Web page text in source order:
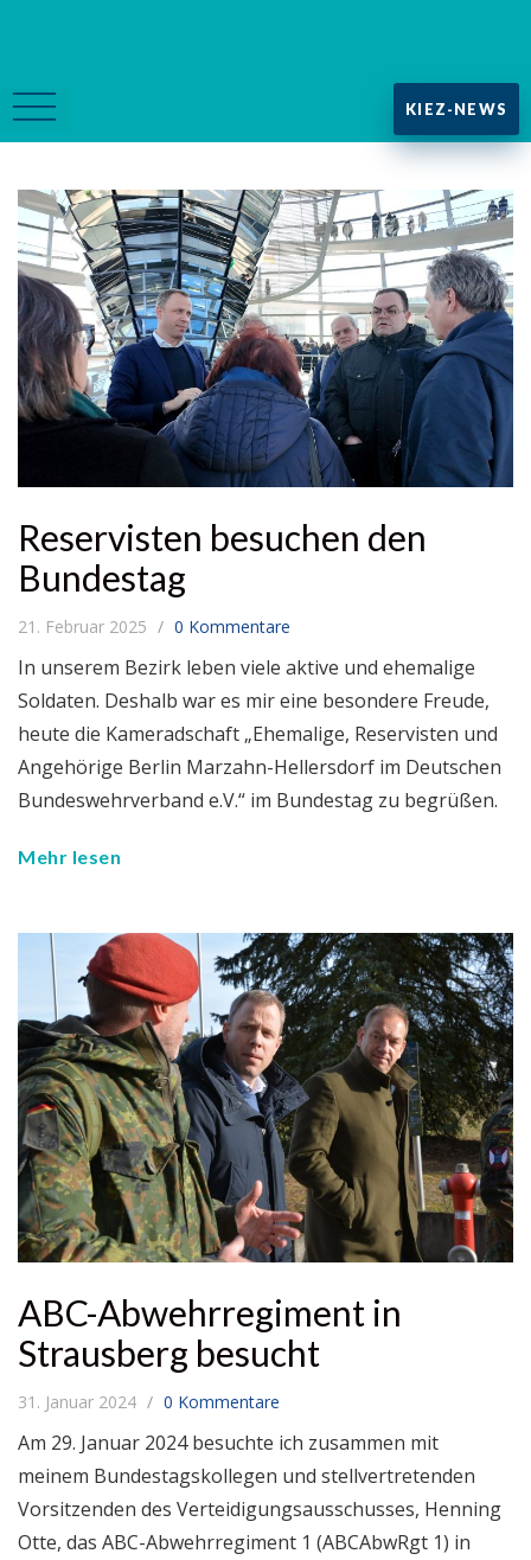
KIEZ-NEWS
Reservisten besuchen den
Bundestag
21. Februar 2025 0 Kommentare
In unserem Bezirk leben viele aktive und ehemalige
Soldaten. Deshalb war es mir eine besondere Freude,
heute die Kameradschaft „Ehemalige, Reservisten und
Angehörige Berlin Marzahn-Hellersdorf im Deutschen
Bundeswehrverband e.V.“ im Bundestag zu begrüßen.
Mehr lesen
ABC-Abwehr­­regiment in
Strausberg besucht
31. Januar 2024 0 Kommentare
Am 29. Januar 2024 besuchte ich zusammen mit
meinem Bundestagskollegen und stellvertretenden
Vorsitzenden des Verteidigungsausschusses, Henning
Otte, das ABC-Abwehrregiment 1 (ABCAbwRgt 1) in